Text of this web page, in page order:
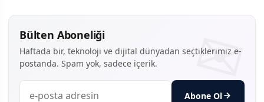
Bülten Aboneliği
Haftada bir, teknoloji ve dijital dünyadan seçtiklerimiz e-
postanda. Spam yok, sadece içerik.
Abone Ol